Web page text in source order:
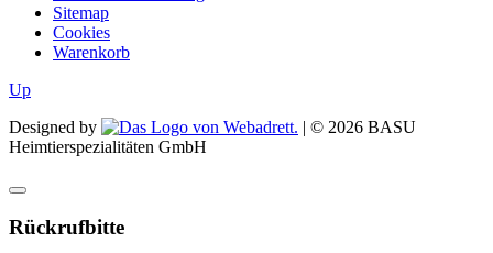
Sitemap
Cookies
Warenkorb
Up
Designed by
| © 2026 BASU
Heimtierspezialitäten GmbH
Rückrufbitte